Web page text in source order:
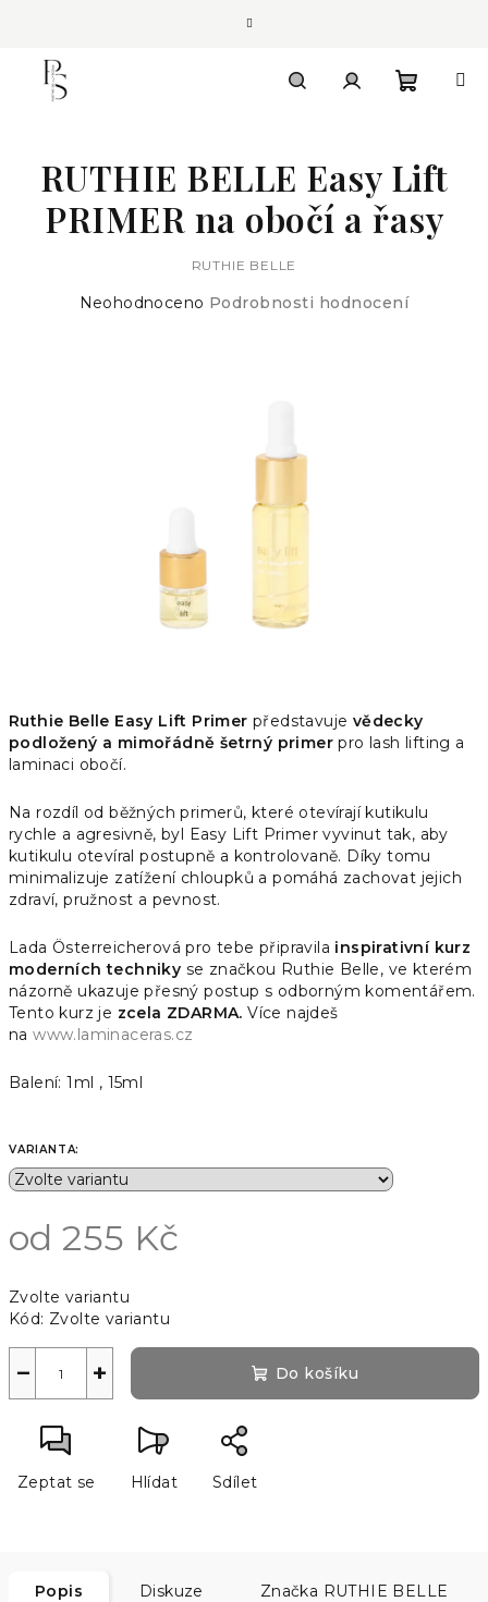
košík
Ruthie Belle Easy Lift Primer představuje vědecky
podložený a mimořádně šetrný primer pro lash lifting a
laminaci obočí.
Na rozdíl od běžných primerů, které otevírají kutikulu
rychle a agresivně, byl Easy Lift Primer vyvinut tak, aby
kutikulu otevíral postupně a kontrolovaně. Díky tomu
minimalizuje zatížení chloupků a pomáhá zachovat jejich
zdraví, pružnost a pevnost.
Lada Österreicherová pro tebe připravila inspirativní kurz
moderních techniky se značkou Ruthie Belle, ve kterém
názorně ukazuje přesný postup s odborným komentářem.
Tento kurz je zcela ZDARMA. Více najdeš
nawww.laminaceras.cz
Balení: 1ml , 15ml
VARIANTA:
od255 Kč
cena:
Zvolte variantu
Kód: Zvolte variantu
+
− Do košíku
Zeptat se Hlídat Sdílet
RUTHIE BELLE Easy Lift
PRIMER na obočí a řasy
RUTHIE BELLE
Průměrné
Neohodnoceno Podrobnosti hodnocení
Popis Diskuze Značka RUTHIE BELLE